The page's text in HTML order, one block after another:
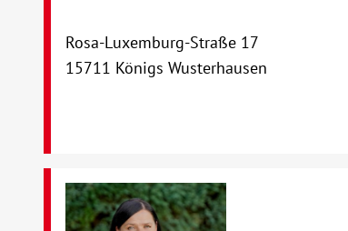
Rosa-Luxemburg-Straße 17
15711 Königs Wusterhausen